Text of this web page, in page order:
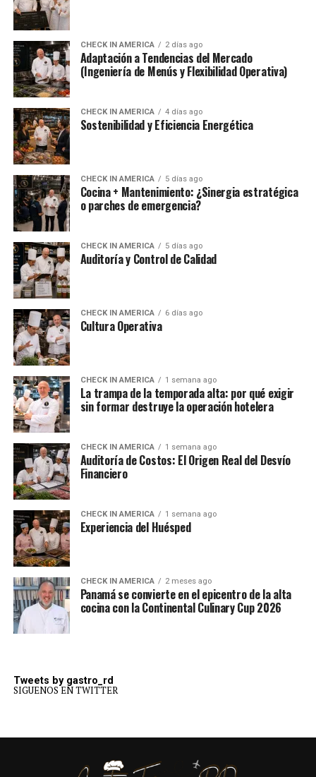
CHECK IN AMERICA 2 días ago
Adaptación a Tendencias del Mercado
(Ingeniería de Menús y Flexibilidad Operativa)
CHECK IN AMERICA 4 días ago
Sostenibilidad y Eficiencia Energética
CHECK IN AMERICA 5 días ago
Cocina + Mantenimiento: ¿Sinergia estratégica
o parches de emergencia?
CHECK IN AMERICA 5 días ago
Auditoría y Control de Calidad
CHECK IN AMERICA 6 días ago
Cultura Operativa
CHECK IN AMERICA 1 semana ago
La trampa de la temporada alta: por qué exigir
sin formar destruye la operación hotelera
CHECK IN AMERICA 1 semana ago
Auditoría de Costos: El Origen Real del Desvío
Financiero
CHECK IN AMERICA 1 semana ago
Experiencia del Huésped
CHECK IN AMERICA 2 meses ago
Panamá se convierte en el epicentro de la alta
cocina con la Continental Culinary Cup 2026
Tweets by gastro_rd
SIGUENOS EN TWITTER